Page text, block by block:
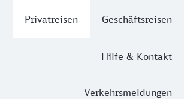
Privatreisen Geschäftsreisen
Hilfe & Kontakt
Verkehrsmeldungen